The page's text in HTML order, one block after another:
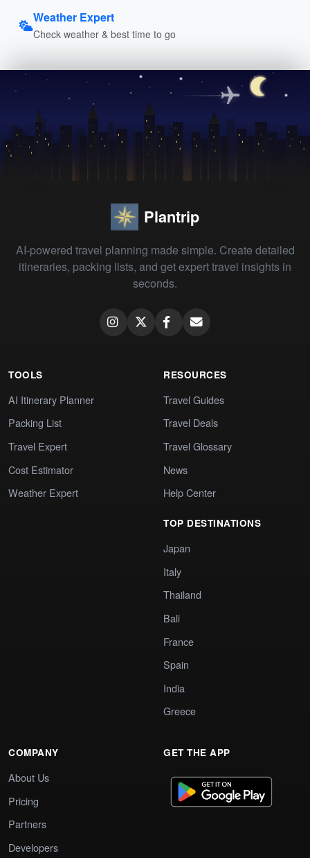
Weather Expert
Check weather & best time to go
Plantrip
AI-powered travel planning made simple. Create detailed
itineraries, packing lists, and get expert travel insights in
seconds.
TOOLS
AI Itinerary Planner
Packing List
Travel Expert
Cost Estimator
Weather Expert
RESOURCES
Travel Guides
Travel Deals
Travel Glossary
News
Help Center
TOP DESTINATIONS
Japan
Italy
Thailand
Bali
France
Spain
India
Greece
COMPANY
About Us
Pricing
Partners
Developers
GET THE APP